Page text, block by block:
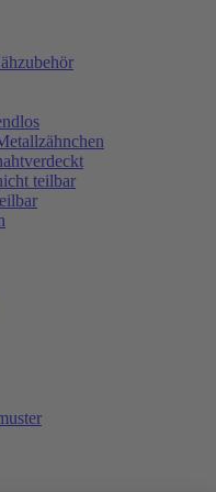
teilbar